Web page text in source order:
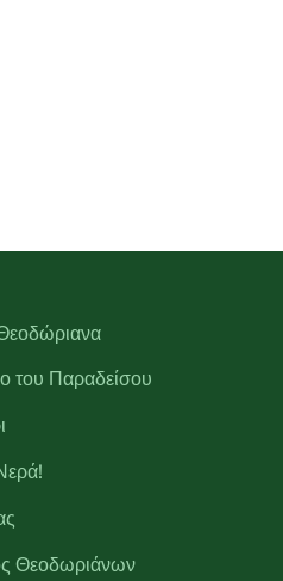
Παραδείσου
Θεοδωριάνων